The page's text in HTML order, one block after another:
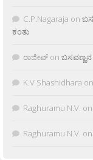
C.P.Nagaraja on
ಕಂತು
ರಾಜೀವ್ on
K.V Shashidhara on
Raghuramu N.V. on
Raghuramu N.V. on